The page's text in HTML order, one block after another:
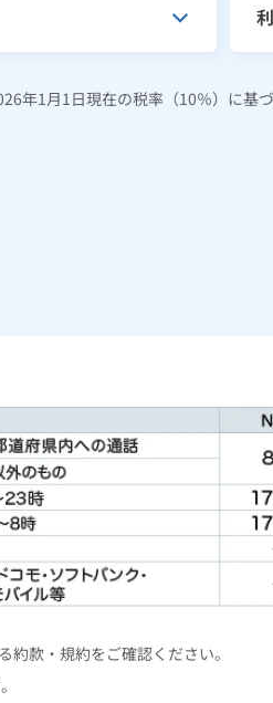
年1月1日現在の税率（10％）に基
款・規約をご確認ください。